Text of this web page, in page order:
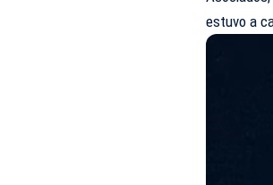
estuvo a